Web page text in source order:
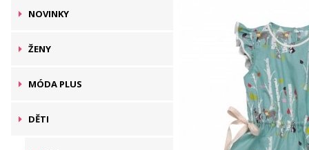
NOVINKY
ŽENY
MÓDA PLUS
DĚTI